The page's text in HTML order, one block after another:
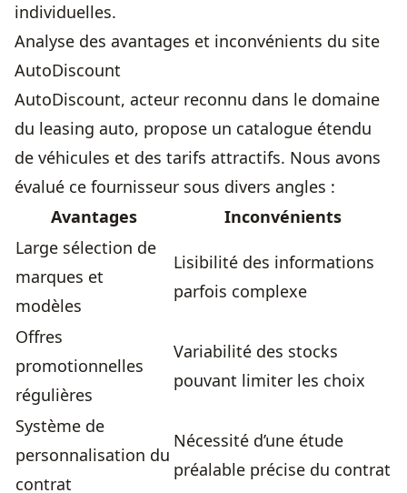
individuelles.
Analyse des avantages et inconvénients du site
AutoDiscount
AutoDiscount, acteur reconnu dans le domaine
du leasing auto, propose un catalogue étendu
de véhicules et des tarifs attractifs. Nous avons
évalué ce fournisseur sous divers angles :
Avantages
Inconvénients
Large sélection de
marques et
modèles
Lisibilité des informations
parfois complexe
Offres
promotionnelles
régulières
Variabilité des stocks
pouvant limiter les choix
Système de
personnalisation du
contrat
Nécessité d’une étude
préalable précise du contrat